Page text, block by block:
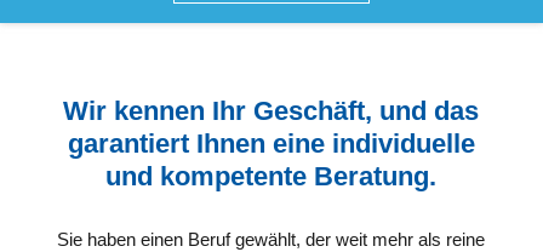
Wir kennen Ihr Geschäft, und das
garantiert Ihnen eine individuelle
und kompetente Beratung.
Sie haben einen Beruf gewählt, der weit mehr als reine